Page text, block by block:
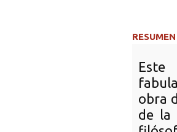
RESUMEN
obra
de la